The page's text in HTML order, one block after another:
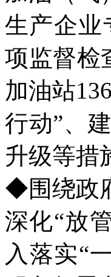
生产企业
项监督检
加油站
行动”、
升级等措
◆围绕政
深化“放
入落实“